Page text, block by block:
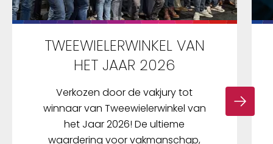
TWEEWIELERWINKEL VAN
HET JAAR 2026
Verkozen door de vakjury tot
winnaar van Tweewielerwinkel van
het Jaar 2026! De ultieme
waardering voor vakmanschap,